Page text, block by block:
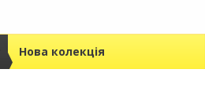
Нова колекція